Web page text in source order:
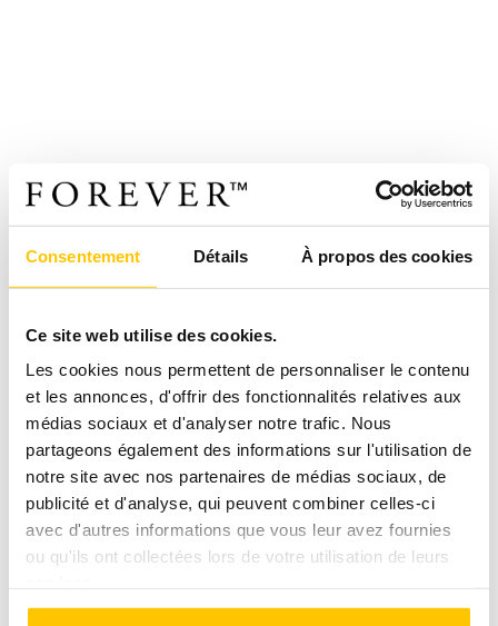
Consentement Détails À propos des cookies
Ce site web utilise des cookies.
Les cookies nous permettent de personnaliser le contenu
et les annonces, d'offrir des fonctionnalités relatives aux
médias sociaux et d'analyser notre trafic. Nous
partageons également des informations sur l'utilisation de
notre site avec nos partenaires de médias sociaux, de
publicité et d'analyse, qui peuvent combiner celles-ci
avec d'autres informations que vous leur avez fournies
ou qu'ils ont collectées lors de votre utilisation de leurs